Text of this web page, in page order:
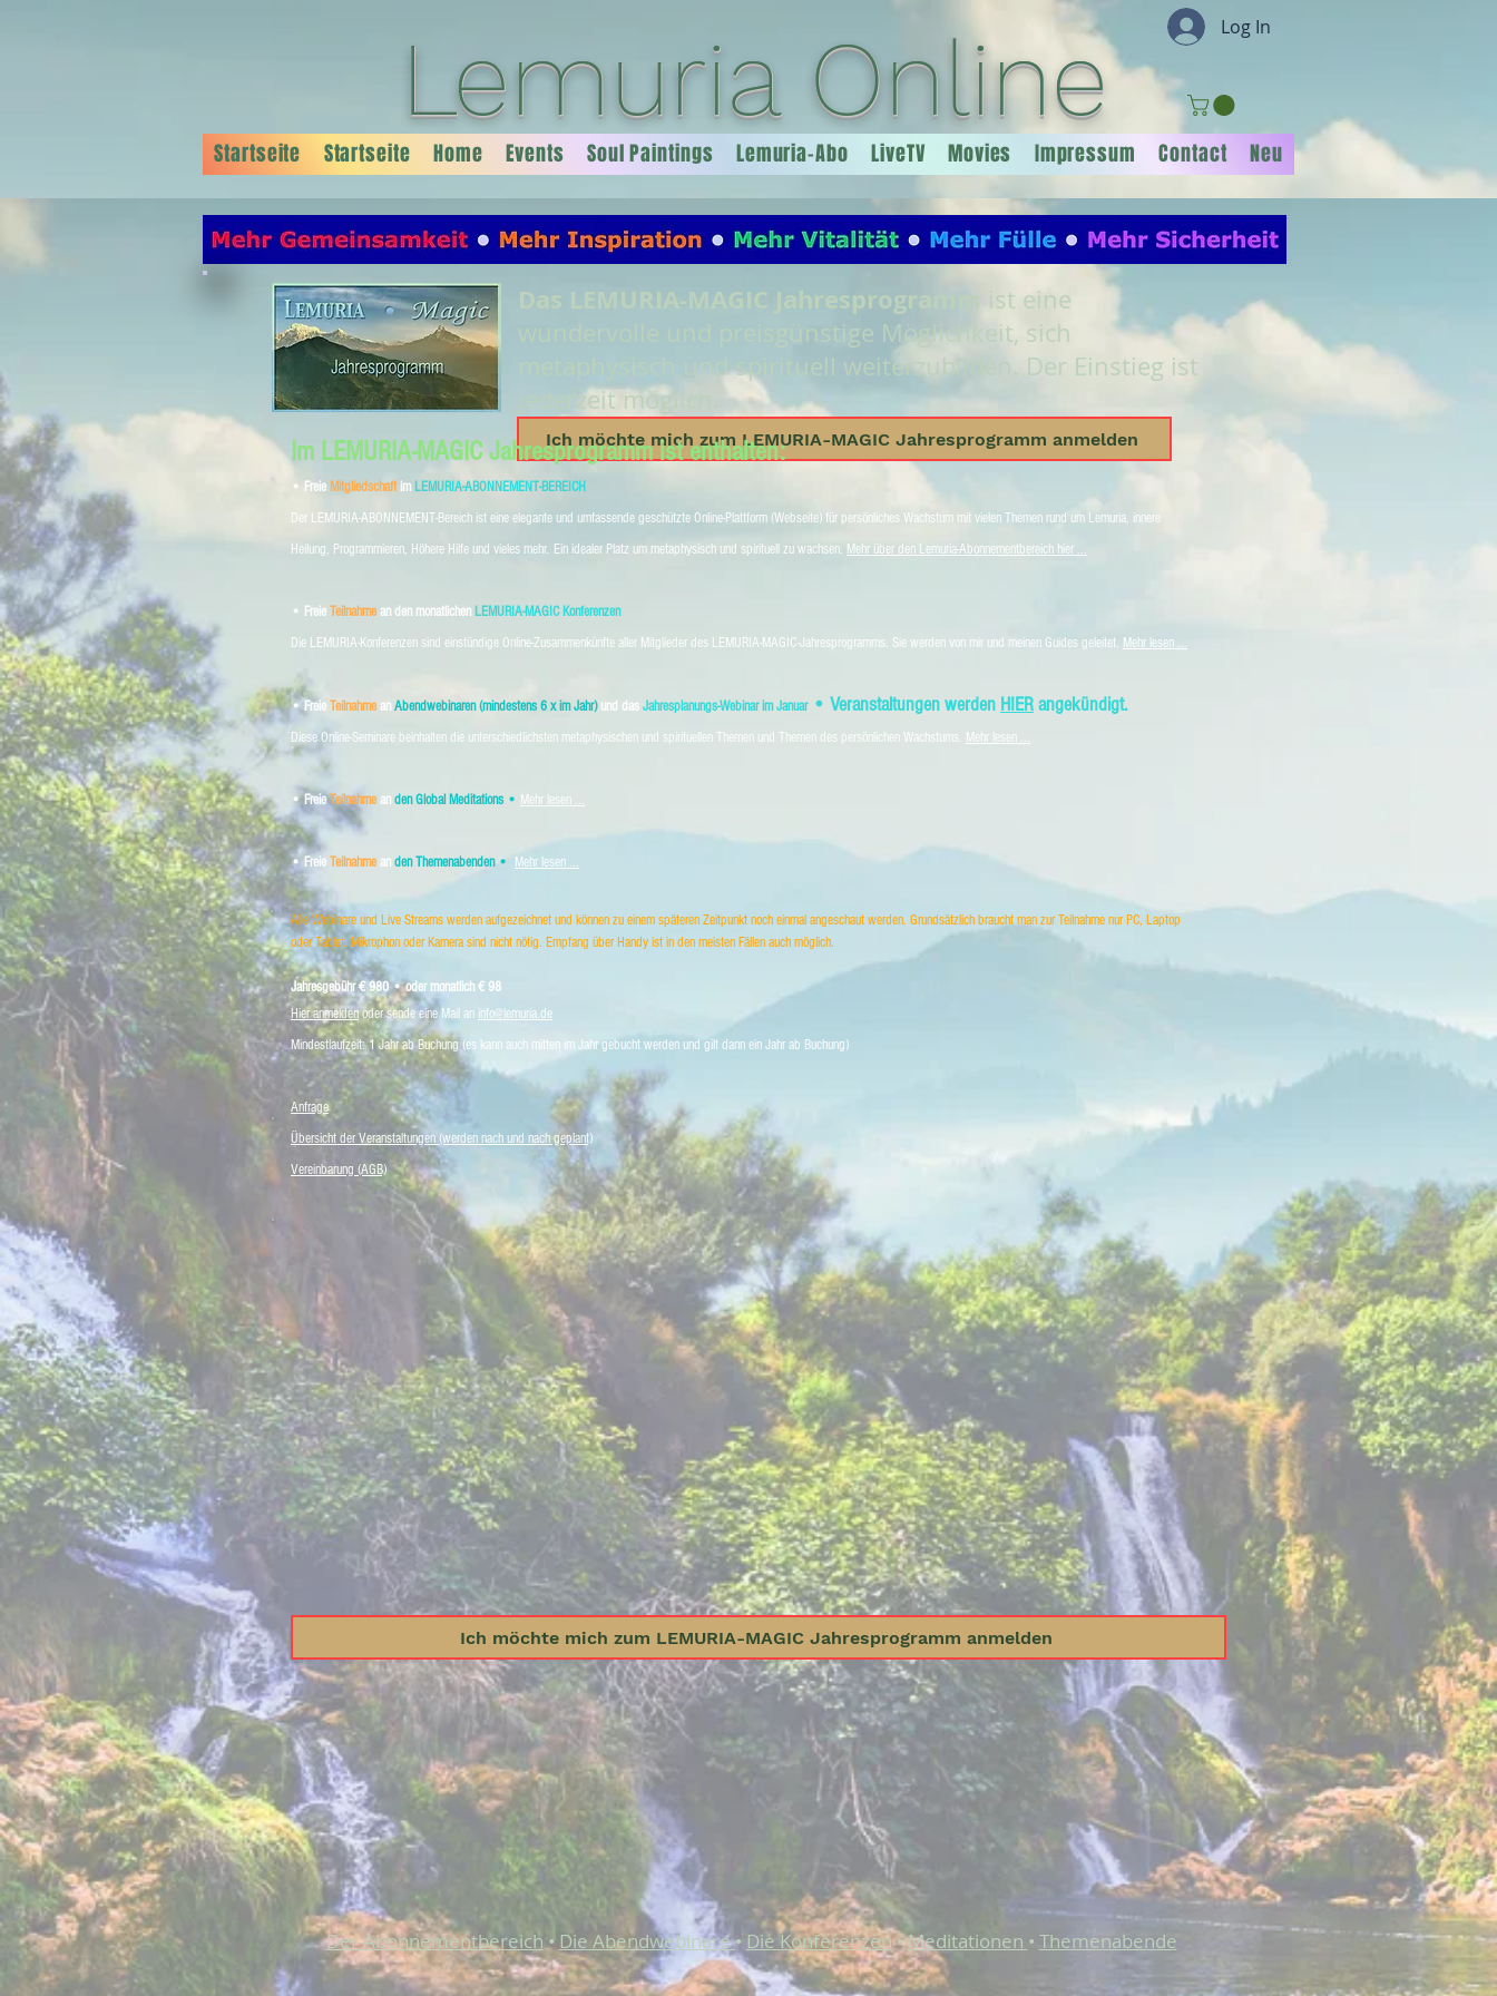
Log In
Lemuria Online
Startseite Startseite Home Events Soul Paintings Lemuria-Abo LiveTV Movies Impressum Contact Neu
Das LEMURIA-MAGIC Jahresprogramm
ist eine
wundervolle und preisgünstige Möglichkeit, sich
metaphysisch und spirituell weiterzubilden. Der Einstieg ist
jederzeit möglich.
Ich möchte mich zum LEMURIA-MAGIC Jahresprogramm anmelden
Ich möchte mich zum LEMURIA-MAGIC Jahresprogramm anmelden
Der Abonnementbereich•Die Abendwebinare• Die Konferenzen•Meditationen • Themenabende
Im LEMURIA-MAGIC Jahresprogramm ist enthalten:
• Freie Mitgliedschaft im LEMURIA-ABONNEMENT-BEREICH
Der LEMURIA-ABONNEMENT-Bereich ist eine elegante und umfassende geschützte Online-Plattform (Webseite) für persönliches Wachstum mit vielen Themen rund um Lemuria, innere
Heilung, Programmieren, Höhere Hilfe und vieles mehr. Ein idealer Platz um metaphysisch und spirituell zu wachsen. Mehr über den Lemuria-Abonnementbereich hier ...
• Freie Teilnahmean den monatlichen LEMURIA-MAGIC Konferenzen
Die LEMURIA-Konferenzen sind einstündige Online-Zusammenkünfte aller Mitglieder des LEMURIA-MAGIC-Jahresprogramms. Sie werden von mir und meinen Guides geleitet. Mehr lesen ...
• Freie Teilnahmean Abendwebinaren (mindestens 6 x im Jahr)und das Jahresplanungs-Webinar im Januar• Veranstaltungen werden HIERangekündigt.
Diese Online-Seminare beinhalten die unterschiedlichsten metaphysischen und spirituellen Themen und Themen des persönlichen Wachstums. Mehr lesen ...
• FreieTeilnahmean den Global Meditations • Mehr lesen ...
• Freie Teilnahmean den Themenabenden • Mehr lesen ...
Alle Webinare und Live Streams werden aufgezeichnet und können zu einem späteren Zeitpunkt noch einmal angeschaut werden. Grundsätzlich braucht man zur Teilnahme nur PC, Laptop
oder Tablet. Mikrophon oder Kamera sind nicht nötig. Empfang über Handy ist in den meisten Fällen auch möglich.
Jahresgebühr € 980 • oder monatlich € 98
Hier anmeldenoder sende eine Mail an info@lemuria.de
Mindestlaufzeit: 1 Jahr ab Buchung (es kann auch mitten im Jahr gebucht werden und gilt dann ein Jahr ab Buchung)
Anfrage
Übersicht der Veranstaltungen (werden nach und nach geplant)
Vereinbarung (AGB)